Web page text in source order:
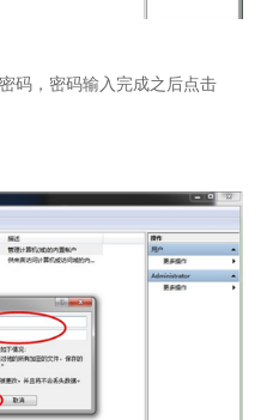
码，密码输入完成之后点击